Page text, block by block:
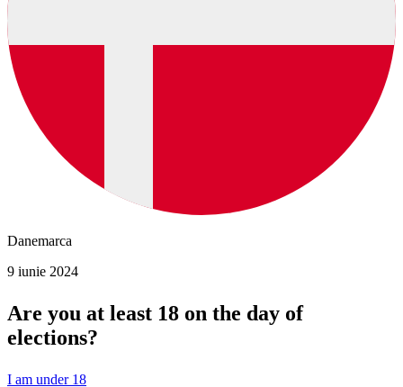
Danemarca
9 iunie 2024
Are you at least 18 on the day of
elections?
I am under 18